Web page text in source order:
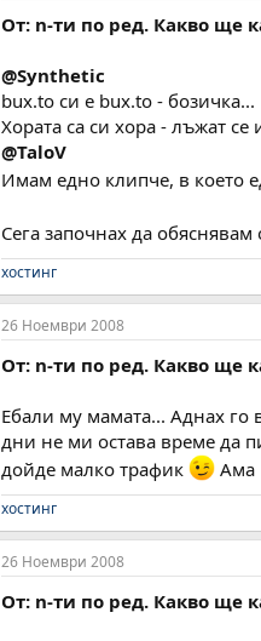
От: n-ти по ред. Какво ще
@Synthetic
bux.to си е bux.to - бозичка...
Хората са си хора - лъжат се
@TaloV
Имам едно клипче, в което
Сега започнах да
хостинг
26 Ноември 2008
От: n-ти по ред. Какво ще
Ебали му мамата... Аднах го
дни не ми остава време да
дойде малко трафик
Ама
хостинг
26 Ноември 2008
От: n-ти по ред. Какво ще